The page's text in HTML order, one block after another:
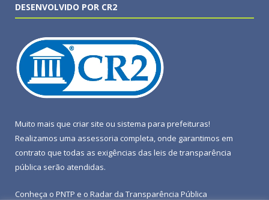
DESENVOLVIDO POR CR2
Muito mais que criar site ou sistema para prefeituras!
Realizamos uma assessoria completa, onde garantimos em
contrato que todas as exigências das leis de transparência
pública serão atendidas.
Conheça o PNTP e o Radar da Transparência Pública